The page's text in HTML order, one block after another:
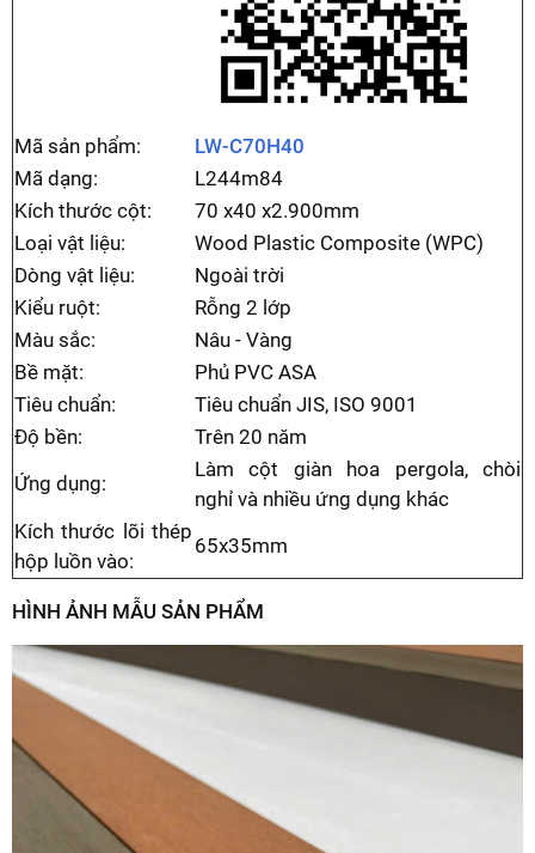
Mã sản phẩm:
LW-C70H40
Mã dạng:
L244m84
Kích thước cột:
70 x40 x2.900mm
Loại vật liệu:
Wood Plastic Composite (WPC)
Dòng vật liệu:
Ngoài trời
Kiểu ruột:
Rỗng 2 lớp
Màu sắc:
Nâu - Vàng
Bề mặt:
Phủ PVC ASA
Tiêu chuẩn:
Tiêu chuẩn JIS, ISO 9001
Độ bền:
Trên 20 năm
Ứng dụng:
Làm cột giàn hoa pergola, chòi
nghỉ và nhiều ứng dụng khác
Kích thước lõi thép
hộp luồn vào:
65x35mm
HÌNH ẢNH MẪU SẢN PHẨM